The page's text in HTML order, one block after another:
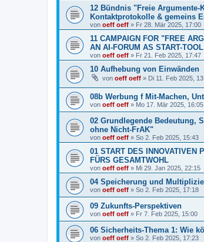
12 Bündnis "Freie Argumente-
Kontaktprotokolle & gemeins
von oeff oeff » Fr 28. Mär 2025, 17:00
11 CAMPAIGN FOR "FREE
AN AI-FORUM AS START-TOOL
von oeff oeff » Fr 21. Feb 2025, 17:47
10 Aufhebung von Einwänden
von oeff oeff » Di 11. Feb 2025,
08b Werbung f Mit-Machen,
von oeff oeff » Mo 17. Mär 2025, 16:05
02 Grundlegende Bedeutung,
ohne Nicht-FrAK"
von oeff oeff » So 2. Feb 2025, 15:43
01 START DES INNOVATIVEN
FÜRS GESAMTWOHL
von oeff oeff » Mi 29. Jan 2025, 22:15
04 Speicherung und
von oeff oeff » So 2. Feb 2025, 17:18
09 Zukunfts-Perspektiven
von oeff oeff » Fr 7. Feb 2025, 15:00
06 Sicherheits-Thema 1: Wie
von oeff oeff » So 2. Feb 2025, 17:23